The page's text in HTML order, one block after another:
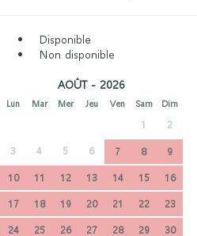
Disponible
Non disponible
AOÛT - 2026
Lun Mar Mer Jeu Ven Sam Dim
1 2
3 4 5 6 7 8
9
10
11 12 13 14 15
16
17
18 19 20 21 22
23
24
25 26 27 28 29
30